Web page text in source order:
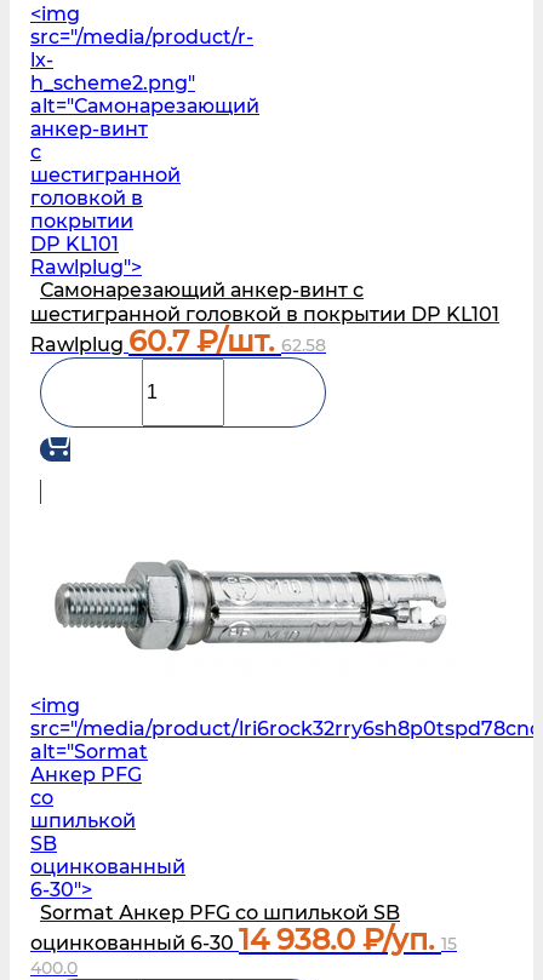
<img
src="/media/product/r-
lx-
h_scheme2.png"
alt="Самонарезающий
анкер-винт
с
шестигранной
головкой в
покрытии
DP KL101
Rawlplug">
Самонарезающий анкер-винт с
шестигранной головкой в покрытии DP KL101
Rawlplug 60.7₽/шт. 62.58
<img
src="/media/product/
alt="Sormat
Анкер PFG
со
шпилькой
SB
оцинкованный
6-30">
Sormat Анкер PFG со шпилькой SB
оцинкованный 6-30 14 938.0 ₽/уп. 15
400.0